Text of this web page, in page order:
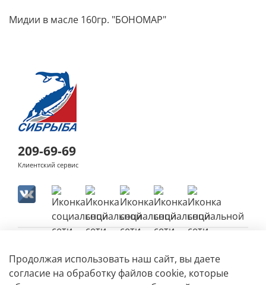
Мидии в масле 160гр. "БОНОМАР"
209-69-69
Клиентский сервис
Продолжая использовать наш сайт, вы даете
согласие на обработку файлов cookie, которые